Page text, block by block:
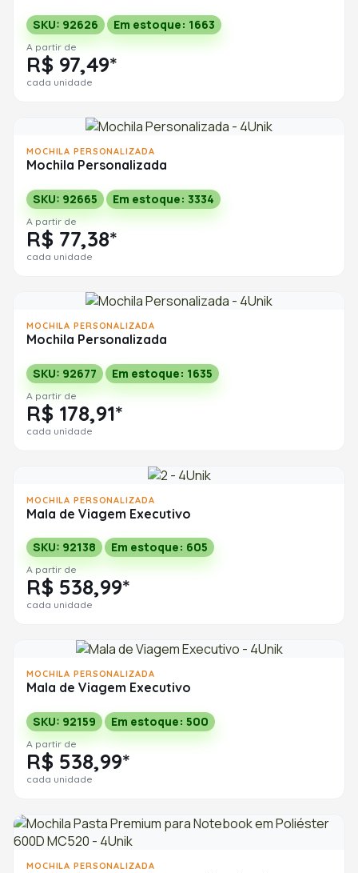
SKU: 92626 Em estoque: 1663
A partir de
R$ 97,49*
cada unidade
MOCHILA PERSONALIZADA
Mochila Personalizada
SKU: 92665 Em estoque: 3334
A partir de
R$ 77,38*
cada unidade
MOCHILA PERSONALIZADA
Mochila Personalizada
SKU: 92677 Em estoque: 1635
A partir de
R$ 178,91*
cada unidade
MOCHILA PERSONALIZADA
Mala de Viagem Executivo
SKU: 92138 Em estoque: 605
A partir de
R$ 538,99*
cada unidade
MOCHILA PERSONALIZADA
Mala de Viagem Executivo
SKU: 92159 Em estoque: 500
A partir de
R$ 538,99*
cada unidade
MOCHILA PERSONALIZADA